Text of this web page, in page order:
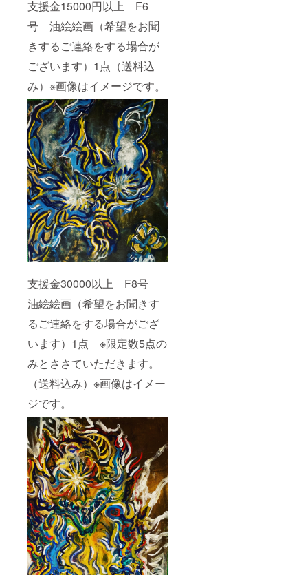
支援金15000円以上 F6
号 油絵絵画（希望をお聞
きするご連絡をする場合が
ございます）1点（送料込
み）※画像はイメージです。
支援金30000以上 F8号
油絵絵画（希望をお聞きす
るご連絡をする場合がござ
います）1点 ※限定数5点の
みとささていただきます。
（送料込み）※画像はイメー
ジです。